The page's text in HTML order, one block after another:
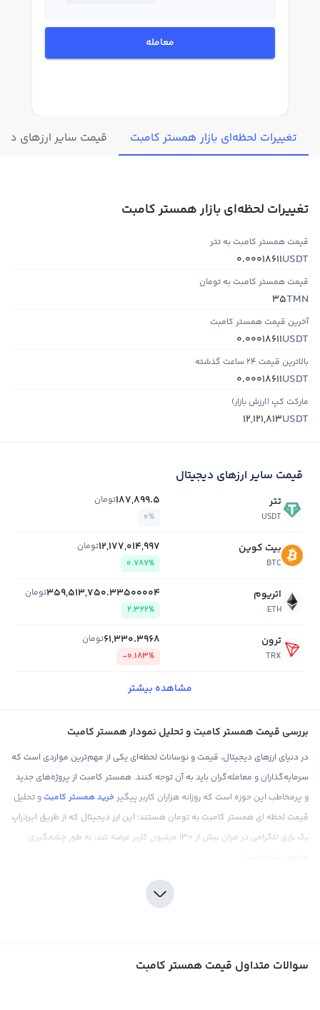
معامله
تغییرات لحظه‌ای بازار همستر کامبت قیمت سایر ارزهای
تغییرات لحظه‌ای بازار همستر کامبت
قیمت همستر کامبت به تتر
USDT
0.00018611
قیمت همستر کامبت به تومان
TMN
35
آخرین قیمت همستر کامبت
USDT
0.00018611
بالاترین قیمت ۲۴ ساعت گذشته
USDT
0.00018611
مارکت کپ (ارزش بازار)
USDT
12,121,813
قیمت سایر ارزهای دیجیتال
تتر
USDT
187,899.5تومان
0%
بیت کوین
BTC
12,177,014,997تومان
0.787%
اتریوم
ETH
359,513,750.33500004تومان
2.322%
ترون
TRX
61,330.3968تومان
-0.183%
مشاهده بیشتر
بررسی قیمت همستر کامبت و تحلیل نمودار همستر کامبت
در دنیای ارزهای دیجیتال، قیمت و نوسانات لحظه‌ای یکی از مهم‌ترین مواردی است که
سرمایه‌گذاران و معامله‌گران باید به آن توجه کنند. همستر کامبت از پروژه‌های جدید
و پرمخاطب این حوزه است که روزانه هزاران کاربر پیگیرخرید همستر کامبتو تحلیل
قیمت لحظه ای همستر کامبت به تومان هستند؛ این ارز دیجیتال که از طریق ایردراپ
یک بازی تلگرامی در میان بیش از 130 میلیون کاربر عرضه شد، به طور چشمگیری
به ویژه در ایران، پروژه همستر کامبت جامعه‌ای فعال و پیگیر دارد؛ طوری که اغلب
قیمت ارزهای دیجیتال
بگذارند و در مورد روش‌های مختلف خرید و فروش همستر کامبت و پیش بینی
سوالات متداول قیمت همستر کامبت